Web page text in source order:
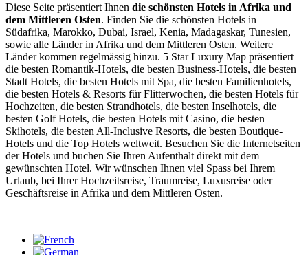
Diese Seite präsentiert Ihnen die schönsten Hotels in Afrika und
dem Mittleren Osten. Finden Sie die schönsten Hotels in
Südafrika, Marokko, Dubai, Israel, Kenia, Madagaskar, Tunesien,
sowie alle Länder in Afrika und dem Mittleren Osten. Weitere
Länder kommen regelmässig hinzu. 5 Star Luxury Map präsentiert
die besten Romantik-Hotels, die besten Business-Hotels, die besten
Stadt Hotels, die besten Hotels mit Spa, die besten Familienhotels,
die besten Hotels & Resorts für Flitterwochen, die besten Hotels für
Hochzeiten, die besten Strandhotels, die besten Inselhotels, die
besten Golf Hotels, die besten Hotels mit Casino, die besten
Skihotels, die besten All-Inclusive Resorts, die besten Boutique-
Hotels und die Top Hotels weltweit. Besuchen Sie die Internetseiten
der Hotels und buchen Sie Ihren Aufenthalt direkt mit dem
gewünschten Hotel. Wir wünschen Ihnen viel Spass bei Ihrem
Urlaub, bei Ihrer Hochzeitsreise, Traumreise, Luxusreise oder
Geschäftsreise in Afrika und dem Mittleren Osten.